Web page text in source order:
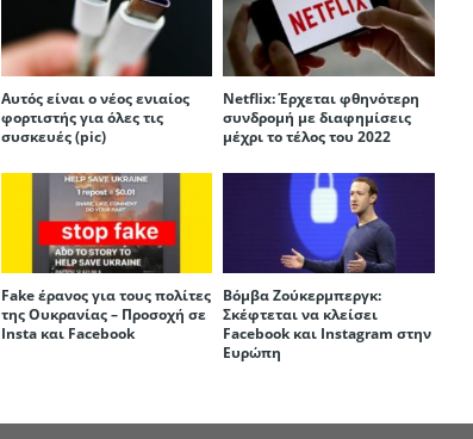
Αυτός είναι ο νέος ενιαίος
φορτιστής για όλες τις
συσκευές (pic)
Netflix: Έρχεται φθηνότερη
συνδρομή με διαφημίσεις
μέχρι το τέλος του 2022
Fake έρανος για τους πολίτες
της Ουκρανίας – Προσοχή σε
Insta και Facebook
Βόμβα Ζούκερμπεργκ:
Σκέφτεται να κλείσει
Facebook και Instagram στην
Ευρώπη